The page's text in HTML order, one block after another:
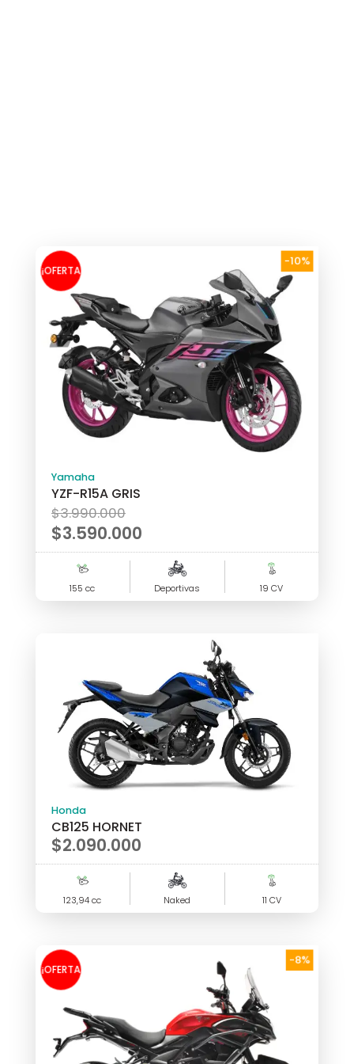
-10%
¡OFERTA
Yamaha
YZF-R15A GRIS
$3.990.000El
precio
original
$3.990.000.
$3.590.000
El
precio
actual
155 cc Deportivas 19 CV
Honda
CB125 HORNET
$2.090.000
123,94 cc Naked 11 CV
-8%
¡OFERTA